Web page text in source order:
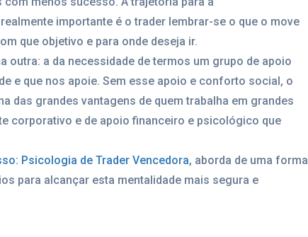
importante é o trader lembrar-se o que o move
que objetivo e para onde deseja ir.
outra: a da necessidade de termos um grupo de apoio
e que nos apoie. Sem esse apoio e conforto social, o
das grandes vantagens de quem trabalha em grandes
corporativo e de apoio financeiro e psicológico que
Psicologia de Trader Vencedora, aborda de uma forma
para alcançar esta mentalidade mais segura e